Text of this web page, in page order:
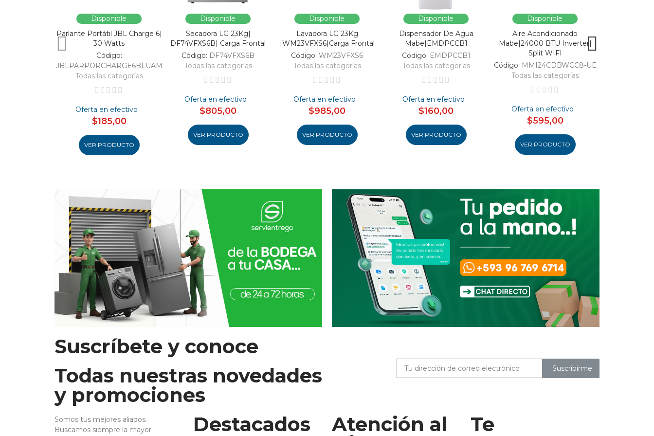
Disponible
Parlante Portátil JBL Charge 6|
30 Watts
Código:
JBLPARPORCHARGE6BLUAM
Todas las categorías
Oferta en efectivo
$185,00
VER PRODUCTO
Disponible
Secadora LG 23Kg|
DF74VFXS6B| Carga Frontal
Código: DF74VFXS6B
Todas las categorías
Oferta en efectivo
$805,00
VER PRODUCTO
Disponible
Lavadora LG 23Kg
|WM23VFXS6|Carga Frontal
Código: WM23VFXS6
Todas las categorías
Oferta en efectivo
$985,00
VER PRODUCTO
Disponible
Dispensador De Agua
Mabe|EMDPCCB1
Código: EMDPCCB1
Todas las categorías
Oferta en efectivo
$160,00
VER PRODUCTO
Disponible
Aire Acondicionado
Mabe|24000 BTU Inverter|
Split WIFI
Código: MMI24CDBWCC8-UE
Todas las categorías
Oferta en efectivo
$595,00
VER PRODUCTO
Suscríbete y conoce
Todas nuestras novedades
y promociones
Suscribirme
Somos tus mejores aliados.
Buscamos siempre la mayor
Destacados
Atención al
Te